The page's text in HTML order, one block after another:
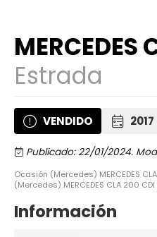
MERCEDES
Estrada
VENDIDO 2017
Publicado: 22/01/2024.
Ocasión (Mercedes) MERCEDES
(Mercedes) MERCEDES CLA 200
Información